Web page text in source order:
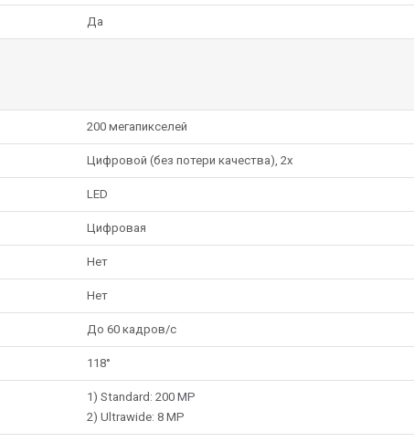
Да
200 мегапикселей
Цифровой (без потери качества), 2x
LED
Цифровая
Нет
Нет
До 60 кадров/с
118°
1) Standard: 200 MP
2) Ultrawide: 8 MP